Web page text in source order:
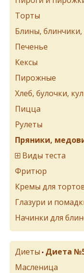
Торты
Блины,
Печенье
Кексы
Пирожные
Хлеб, булочки,
Пицца
Рулеты
Пряники,
Виды теста
Фритюр
Кремы для
Глазури и
Начинки для
Диеты • Диета
Масленица